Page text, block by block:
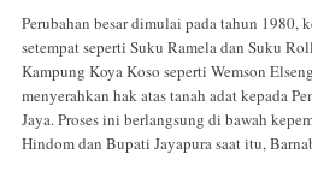
Perubahan besar dimulai pada tahun 1980,
setempat seperti Suku Ramela dan Suku
Kampung Koya Koso seperti Wemson
menyerahkan hak atas tanah adat kepada
Jaya. Proses ini berlangsung di bawah
Hindom dan Bupati Jayapura saat itu,